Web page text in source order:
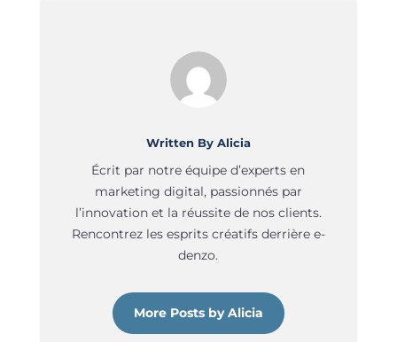
Written By Alicia
Écrit par notre équipe d’experts en
marketing digital, passionnés par
l’innovation et la réussite de nos clients.
Rencontrez les esprits créatifs derrière e-
denzo.
More Posts by Alicia